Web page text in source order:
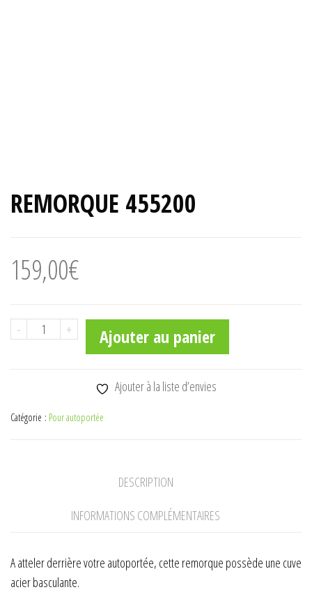
REMORQUE 455200
159,00€
-
quantité+ Ajouter au panier
Ajouter à la liste d’envies
Catégorie : Pour autoportée
DESCRIPTION
INFORMATIONS COMPLÉMENTAIRES
A atteler derrière votre autoportée, cette remorque possède une cuve
acier basculante.